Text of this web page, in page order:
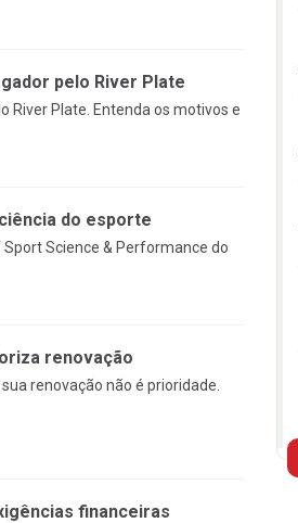
pelo River Plate
River Plate. Entenda os motivos e
do esporte
Science & Performance do
renovação
renovação não é prioridade.
financeiras